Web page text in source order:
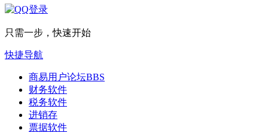
只需一步，快速开始
快捷导航
商易用户论坛BBS
财务软件
税务软件
进销存
票据软件